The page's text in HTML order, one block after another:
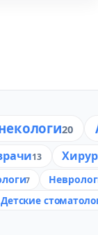
20
13
7
Детские